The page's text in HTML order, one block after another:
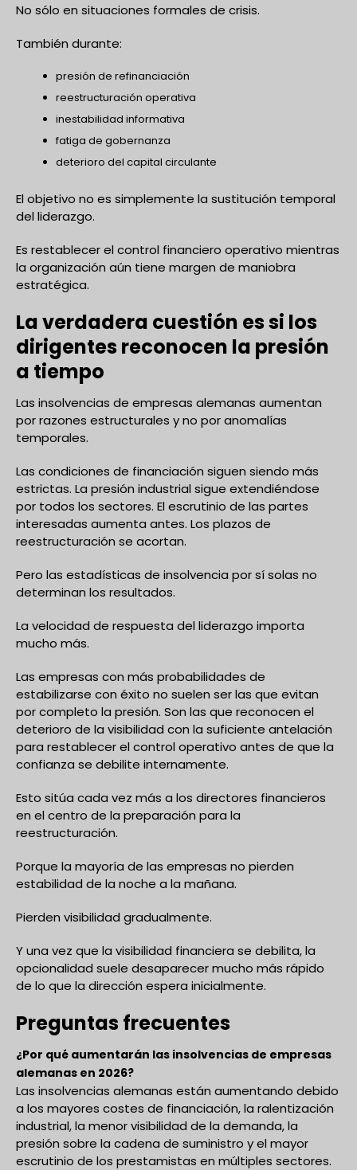
No sólo en situaciones formales de crisis.
También durante:
presión de refinanciación
reestructuración operativa
inestabilidad informativa
fatiga de gobernanza
deterioro del capital circulante
El objetivo no es simplemente la sustitución temporal
del liderazgo.
Es restablecer el control financiero operativo mientras
la organización aún tiene margen de maniobra
estratégica.
La verdadera cuestión es si los
dirigentes reconocen la presión
a tiempo
Las insolvencias de empresas alemanas aumentan
por razones estructurales y no por anomalías
temporales.
Las condiciones de financiación siguen siendo más
estrictas. La presión industrial sigue extendiéndose
por todos los sectores. El escrutinio de las partes
interesadas aumenta antes. Los plazos de
reestructuración se acortan.
Pero las estadísticas de insolvencia por sí solas no
determinan los resultados.
La velocidad de respuesta del liderazgo importa
mucho más.
Las empresas con más probabilidades de
estabilizarse con éxito no suelen ser las que evitan
por completo la presión. Son las que reconocen el
deterioro de la visibilidad con la suficiente antelación
para restablecer el control operativo antes de que la
confianza se debilite internamente.
Esto sitúa cada vez más a los directores financieros
en el centro de la preparación para la
reestructuración.
Porque la mayoría de las empresas no pierden
estabilidad de la noche a la mañana.
Pierden visibilidad gradualmente.
Y una vez que la visibilidad financiera se debilita, la
opcionalidad suele desaparecer mucho más rápido
de lo que la dirección espera inicialmente.
Preguntas frecuentes
¿Por qué aumentarán las insolvencias de empresas
alemanas en 2026?
Las insolvencias alemanas están aumentando debido
a los mayores costes de financiación, la ralentización
industrial, la menor visibilidad de la demanda, la
presión sobre la cadena de suministro y el mayor
escrutinio de los prestamistas en múltiples sectores.